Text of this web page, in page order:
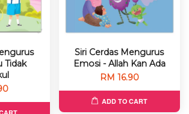
Tidak
Siri Cerdas Mengurus
Emosi - Allah Kan Ada
RM 16.90
ADD TO CART